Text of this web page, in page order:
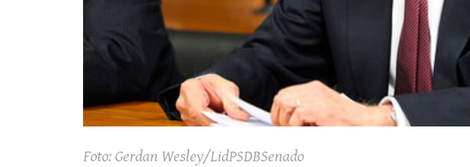
Foto: Gerdan Wesley/LidPSDBSenado